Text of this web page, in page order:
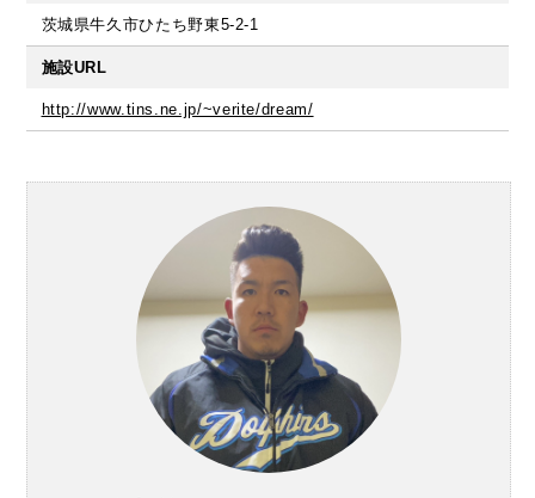
茨城県牛久市ひたち野東5-2-1
施設URL
http://www.tins.ne.jp/~verite/dream/